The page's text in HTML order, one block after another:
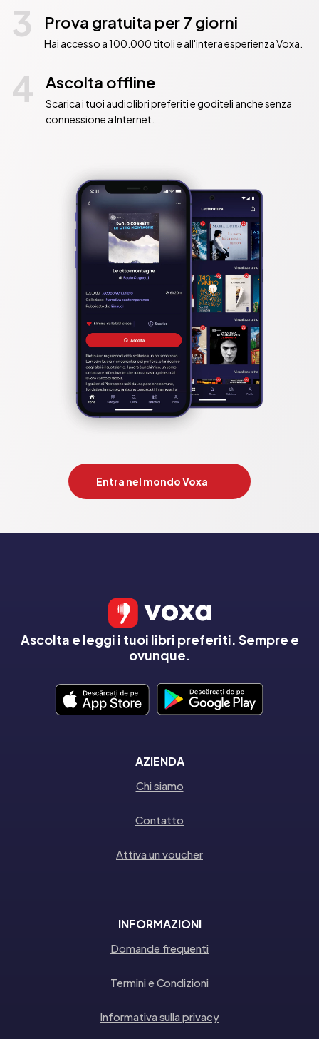
3 Prova gratuita per 7 giorni
Hai accesso a 100.000 titoli e all'intera esperienza Voxa.
4 Ascolta offline
Scarica i tuoi audiolibri preferiti e goditeli anche senza
connessione a Internet.
Entra nel mondo Voxa
Ascolta e leggi i tuoi libri preferiti. Sempre e
ovunque.
AZIENDA
Chi siamo
Contatto
Attiva un voucher
INFORMAZIONI
Domande frequenti
Termini e Condizioni
Informativa sulla privacy